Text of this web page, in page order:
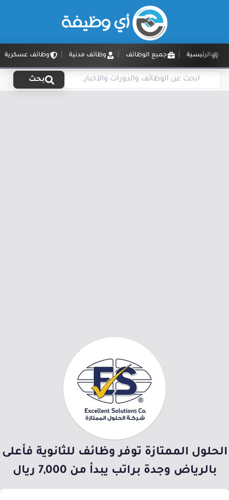
الرئيسية جميع الوظائف وظائف مدنية وظائف عسكرية
بحث
الحلول الممتازة توفر وظائف للثانوية فأعلى
بالرياض وجدة براتب يبدأ من 7,000 ريال